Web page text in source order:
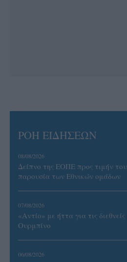
ΡΟΗ ΕΙΔΗΣΕΩΝ
08/08/2026
Δείπνο της ΕΟΠΕ προς τιμήν
παρουσία των Εθνικών ομάδων
07/08/2026
«Αντίο» με ήττα για τις
Ουρμπίνο
06/08/2026